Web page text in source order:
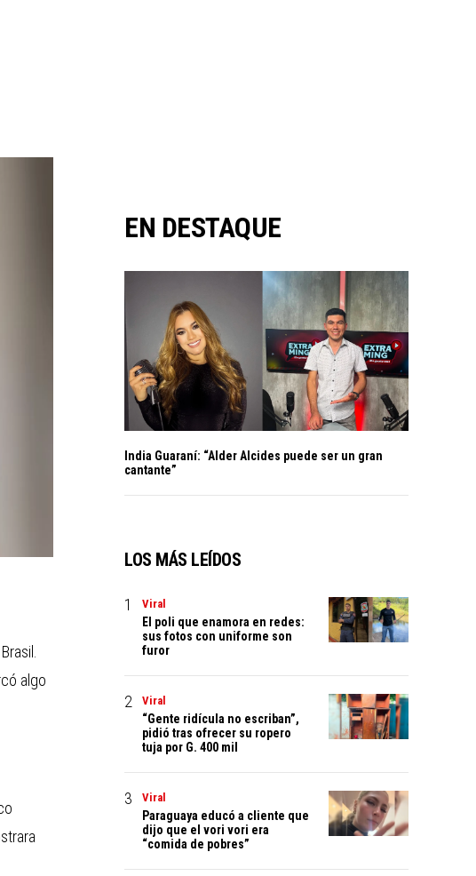
algo
EN DESTAQUE
India Guaraní: “Alder Alcides puede ser un gran
cantante”
LOS MÁS LEÍDOS
Viral
El poli que enamora en redes:
sus fotos con uniforme son
furor
Viral
“Gente ridícula no escriban”,
pidió tras ofrecer su ropero
tuja por G. 400 mil
Viral
Paraguaya educó a cliente que
dijo que el vori vori era
“comida de pobres”